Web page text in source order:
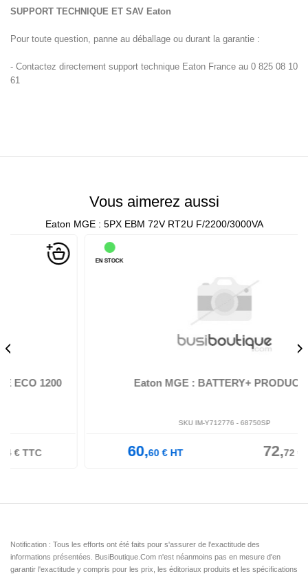
SUPPORT TECHNIQUE ET SAV Eaton
Pour toute question, panne au déballage ou durant la garantie :
- Contactez directement support technique Eaton France au 0 825 08 10
61
Vous aimerez aussi
Eaton MGE : 5PX EBM 72V RT2U F/2200/3000VA
Eaton MGE : BATTERY+ PRODUCT A
SKU IM-Y712776 -68750SP
HT TTC
EN STOCK
Notification : Tous les efforts ont été faits pour s'assurer de l'exactitude des
informations présentées. BusiBoutique.Com n'est néanmoins pas en mesure d'en
garantir l'exactitude y compris pour les prix, les éditoriaux produits et les spécifications